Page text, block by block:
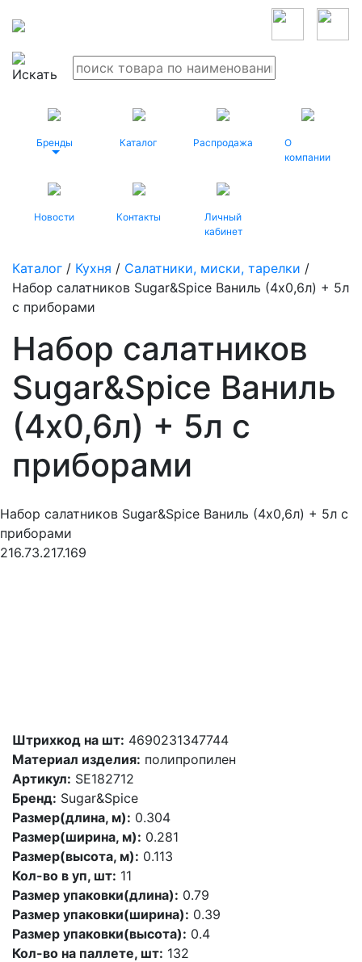
Бренды Каталог Распродажа
О
компании
Новости Контакты
Личный
кабинет
Каталог / Кухня / Салатники, миски, тарелки /
Набор салатников Sugar&Spice Ваниль (4х0,6л) + 5л
с приборами
Набор салатников
Sugar&Spice Ваниль
(4х0,6л) + 5л с
приборами
Набор салатников Sugar&Spice Ваниль (4х0,6л) + 5л с
приборами
216.73.217.169
Штрихкод на шт: 4690231347744
Материал изделия: полипропилен
Артикул: SE182712
Бренд: Sugar&Spice
Размер(длина, м): 0.304
Размер(ширина, м): 0.281
Размер(высота, м): 0.113
Кол-во в уп, шт: 11
Размер упаковки(длина): 0.79
Размер упаковки(ширина): 0.39
Размер упаковки(высота): 0.4
Кол-во на паллете, шт: 132